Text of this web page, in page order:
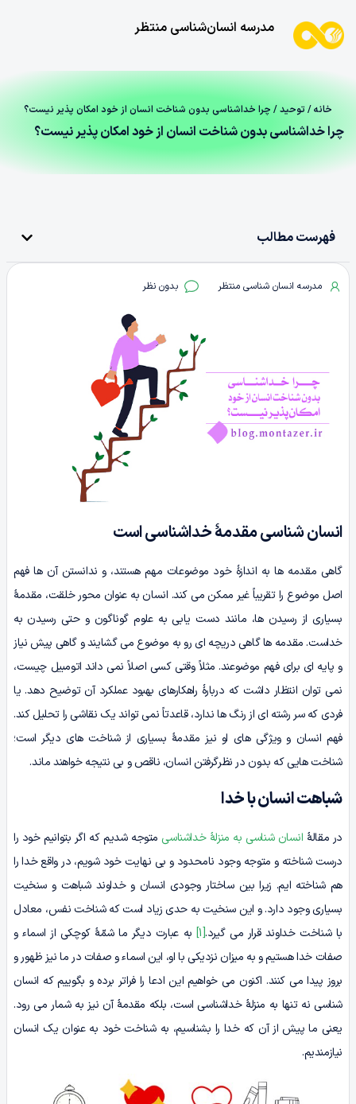
مدرسه انسان‌شناسی منتظر
خانه/ توحید/ چرا خداشناسی بدون شناخت انسان از خود امکان پذیر نیست؟
چرا خداشناسی بدون شناخت انسان از خود امکان پذیر نیست؟
فهرست مطالب
مدرسه انسان شناسی منتظر بدون نظر
انسان شناسی مقدمۀ خداشناسی است
گاهی مقدمه ها به اندازۀ خود موضوعات مهم هستند، و ندانستن آن ها فهم
اصل موضوع را تقریباً غیر ممکن می کند. انسان به عنوان محور خلقت، مقدمۀ
بسیاری از رسیدن ها، مانند دست یابی به علوم گوناگون و حتی رسیدن به
خداست. مقدمه ها گاهی دریچه ای رو به موضوع می گشایند و گاهی پیش نیاز
و پایه ای برای فهم موضوعند. مثلاً وقتی کسی اصلاً نمی داند اتومبیل چیست،
نمی توان انتظار داشت که دربارۀ راهکارهای بهبود عملکرد آن توضیح دهد. یا
فردی که سر رشته ای از رنگ ها ندارد، قاعدتاً نمی تواند یک نقاشی را تحلیل کند.
فهم انسان و ویژگی های او نیز مقدمۀ بسیاری از شناخت های دیگر است؛
شناخت هایی که بدون در نظرگرفتن انسان، ناقص و بی نتیجه خواهند ماند.
شباهت انسان با خدا
در مقالۀ انسان شناسی به منزلۀ خداشناسی متوجه شدیم که اگر بتوانیم خود را
درست شناخته و متوجه وجود نامحدود و بی نهایت خود شویم، در واقع خدا را
هم شناخته ایم. زیرا بین ساختار وجودی انسان و خداوند شباهت و سنخیت
بسیاری وجود دارد. و این سنخیت به حدی زیاد است که شناخت نفس، معادل
با شناخت خداوند قرار می گیرد.[1] به عبارت دیگر ما شمّۀ کوچکی از اسماء و
صفات خدا هستیم و به میزان نزدیکی با او، این اسماء و صفات در ما نیز ظهور و
بروز پیدا می کنند. اکنون می خواهیم این ادعا را فراتر برده و بگوییم که انسان
شناسی نه تنها به منزلۀ خداشناسی است، بلکه مقدمۀ آن نیز به شمار می رود.
یعنی ما پیش از آن که خدا را بشناسیم، به شناخت خود به عنوان یک انسان
نیازمندیم.